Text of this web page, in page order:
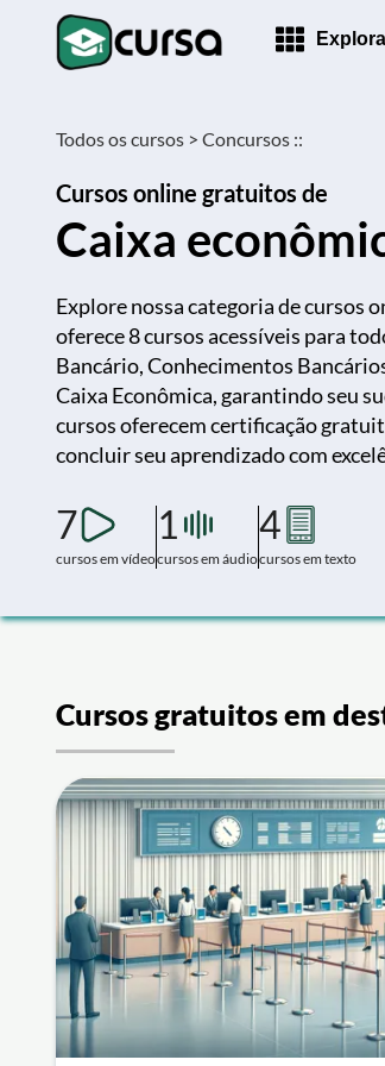
Todos os cursos > Concursos ::
Cursos online gratuitos de
Caixa
Explore nossa categoria de cursos
oferece 8 cursos acessíveis para
Bancário, Conhecimentos
Caixa Econômica, garantindo seu
cursos oferecem certificação
concluir seu aprendizado com
7
cursos em vídeo
1
cursos em áudio
4
cursos em texto
Cursos gratuitos em